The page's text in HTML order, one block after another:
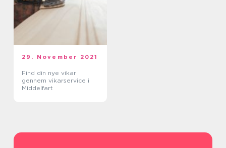
29. November 2021
Find din nye vikar
gennem vikarservice i
Middelfart